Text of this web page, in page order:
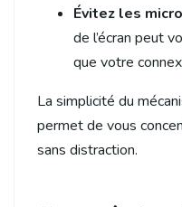
Évitez les
de l’écran peut
que votre
La simplicité du
permet de vous
sans distraction.